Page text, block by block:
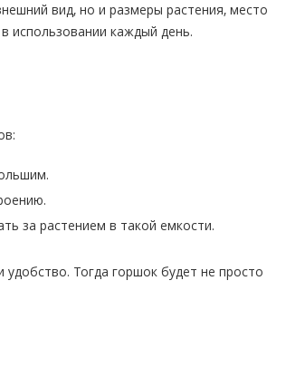
вид, но и размеры растения, место
использовании каждый день.
за растением в такой емкости.
Тогда горшок будет не просто